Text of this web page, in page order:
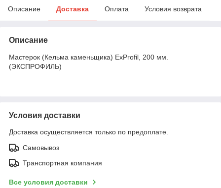
Описание Доставка Оплата Условия возврата
Описание
Мастерок (Кельма каменьщика) ExProfil, 200 мм.
(ЭКСПРОФИЛЬ)
Условия доставки
Доставка осуществляется только по предоплате.
Самовывоз
Транспортная компания
Все условия доставки